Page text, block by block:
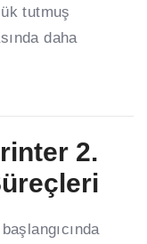
tutmuş
daha
2.